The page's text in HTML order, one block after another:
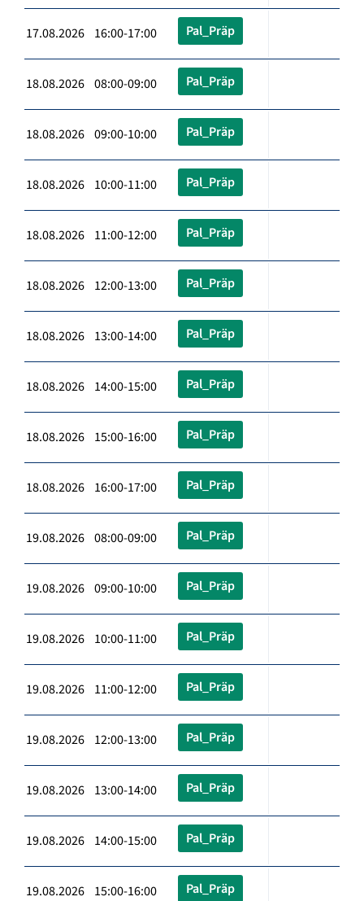
17.08.2026 16:00-17:00 Pal_Präp
18.08.2026 08:00-09:00 Pal_Präp
18.08.2026 09:00-10:00 Pal_Präp
18.08.2026 10:00-11:00 Pal_Präp
18.08.2026 11:00-12:00 Pal_Präp
18.08.2026 12:00-13:00 Pal_Präp
18.08.2026 13:00-14:00 Pal_Präp
18.08.2026 14:00-15:00 Pal_Präp
18.08.2026 15:00-16:00 Pal_Präp
18.08.2026 16:00-17:00 Pal_Präp
19.08.2026 08:00-09:00 Pal_Präp
19.08.2026 09:00-10:00 Pal_Präp
19.08.2026 10:00-11:00 Pal_Präp
19.08.2026 11:00-12:00 Pal_Präp
19.08.2026 12:00-13:00 Pal_Präp
19.08.2026 13:00-14:00 Pal_Präp
19.08.2026 14:00-15:00 Pal_Präp
19.08.2026 15:00-16:00 Pal_Präp